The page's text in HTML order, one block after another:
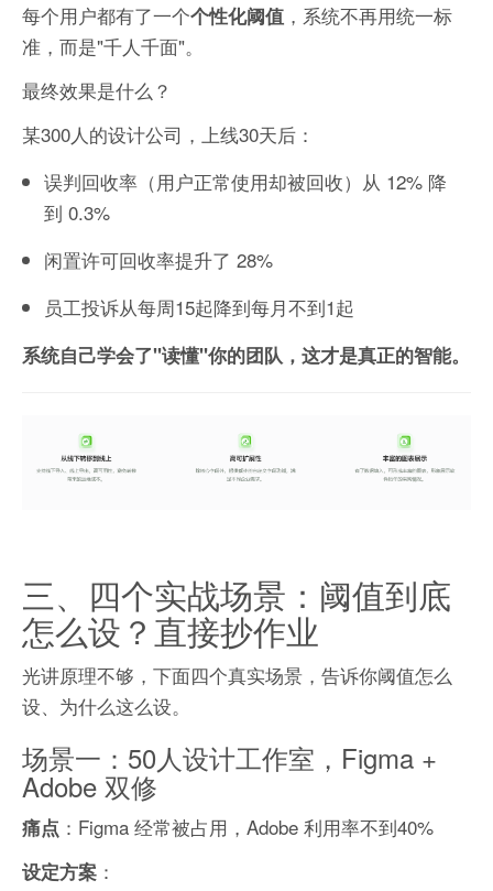
每个用户都有了一个个性化阈值 ，系统不再用统一标
准，而是"千人千面"。
最终效果是什么？
某300人的设计公司，上线30天后：
误判回收率（用户正常使用却被回收）从 12% 降
到 0.3%
闲置许可回收率提升了 28%
员工投诉从每周15起降到每月不到1起
系统自己学会了"读懂"你的团队，这才是真正的智能。
三、四个实战场景：阈值到底
怎么设？直接抄作业
光讲原理不够，下面四个真实场景，告诉你阈值怎么
设、为什么这么设。
场景一：50人设计工作室，Figma +
Adobe 双修
痛点 ：Figma 经常被占用，Adobe 利用率不到40%
设定方案 ：